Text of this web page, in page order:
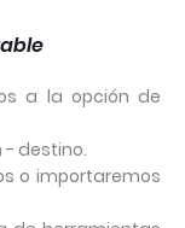
a la opción de
- destino.
o importaremos